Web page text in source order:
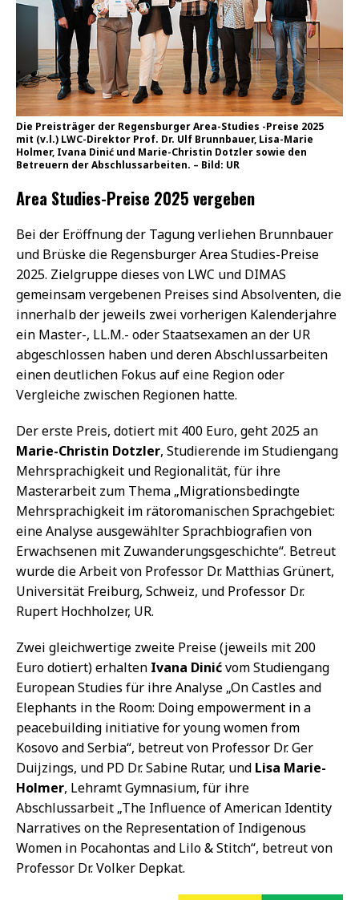
Die Preisträger der Regensburger Area-Studies -Preise 2025
mit (v.l.) LWC-Direktor Prof. Dr. Ulf Brunnbauer, Lisa-Marie
Holmer, Ivana Dinić und Marie-Christin Dotzler sowie den
Betreuern der Abschlussarbeiten. – Bild: UR
Area Studies-Preise 2025 vergeben
Bei der Eröffnung der Tagung verliehen Brunnbauer
und Brüske die Regensburger Area Studies-Preise
2025. Zielgruppe dieses von LWC und DIMAS
gemeinsam vergebenen Preises sind Absolventen, die
innerhalb der jeweils zwei vorherigen Kalenderjahre
ein Master-, LL.M.- oder Staatsexamen an der UR
abgeschlossen haben und deren Abschlussarbeiten
einen deutlichen Fokus auf eine Region oder
Vergleiche zwischen Regionen hatte.
Der erste Preis, dotiert mit 400 Euro, geht 2025 an
Marie-Christin Dotzler, Studierende im Studiengang
Mehrsprachigkeit und Regionalität, für ihre
Masterarbeit zum Thema „Migrationsbedingte
Mehrsprachigkeit im rätoromanischen Sprachgebiet:
eine Analyse ausgewählter Sprachbiografien von
Erwachsenen mit Zuwanderungsgeschichte“. Betreut
wurde die Arbeit von Professor Dr. Matthias Grünert,
Universität Freiburg, Schweiz, und Professor Dr.
Rupert Hochholzer, UR.
Zwei gleichwertige zweite Preise (jeweils mit 200
Euro dotiert) erhalten Ivana Dinićvom Studiengang
European Studies für ihre Analyse „On Castles and
Elephants in the Room: Doing empowerment in a
peacebuilding initiative for young women from
Kosovo and Serbia“, betreut von Professor Dr. Ger
Duijzings, und PD Dr. Sabine Rutar, und Lisa Marie-
Holmer, Lehramt Gymnasium, für ihre
Abschlussarbeit „The Influence of American Identity
Narratives on the Representation of Indigenous
Women in Pocahontas and Lilo & Stitch“, betreut von
Professor Dr. Volker Depkat.